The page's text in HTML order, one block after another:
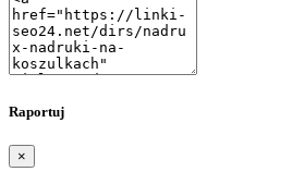
Raportuj
×